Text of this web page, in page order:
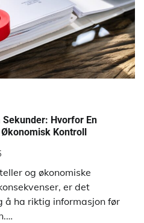
Sekunder: Hvorfor En
Kontroll
og økonomiske
er det
å ha riktig informasjon før